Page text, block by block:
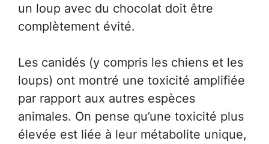
un loup avec du chocolat doit être
complètement évité.
Les canidés (y compris les chiens et les
loups) ont montré une toxicité amplifiée
par rapport aux autres espèces
animales. On pense qu’une toxicité plus
élevée est liée à leur métabolite unique,